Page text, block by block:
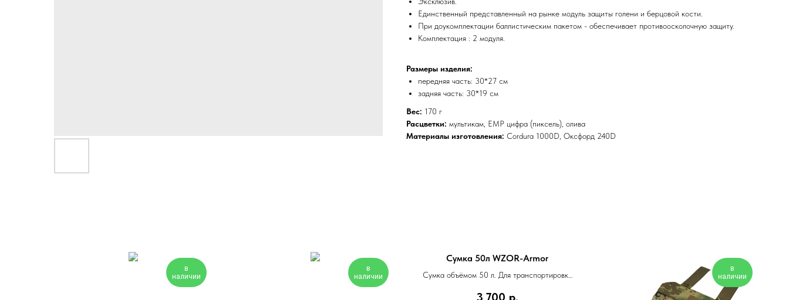
Единственный представленный на рынке модуль защиты голени и берцовой кости.
При доукомплектации баллистическим пакетом - обеспечивает противоосколочную защиту.
Комплектация : 2 модуля.
Размеры изделия:
передняя часть: 30*27 см
задняя часть: 30*19 см
Вес: 170 г
Расцветки: мультикам, ЕМР цифра (пиксель), олива
Материалы изготовления: Cordura 1000D, Оксфорд 240D
в
наличии
в
наличии
Сумка 50л WZOR-Armor
Сумка объёмом 50 л. Для транспортировки
3 700 р.
в
наличии